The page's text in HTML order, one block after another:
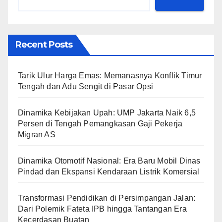
Recent Posts
Tarik Ulur Harga Emas: Memanasnya Konflik Timur
Tengah dan Adu Sengit di Pasar Opsi
Dinamika Kebijakan Upah: UMP Jakarta Naik 6,5
Persen di Tengah Pemangkasan Gaji Pekerja
Migran AS
Dinamika Otomotif Nasional: Era Baru Mobil Dinas
Pindad dan Ekspansi Kendaraan Listrik Komersial
Transformasi Pendidikan di Persimpangan Jalan:
Dari Polemik Fateta IPB hingga Tantangan Era
Kecerdasan Buatan